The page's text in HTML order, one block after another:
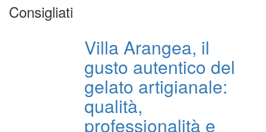
Consigliati
Villa Arangea, il
gusto autentico del
gelato artigianale:
qualità,
professionalità e